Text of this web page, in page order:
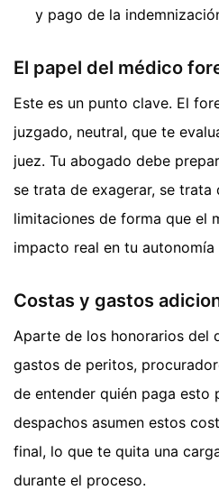
y pago de la
El papel del médico
Este es un punto clave. El
juzgado, neutral, que te
juez. Tu abogado debe
se trata de exagerar, se
limitaciones de forma que el
impacto real en tu autonomía
Costas y gastos
Aparte de los honorarios del
gastos de peritos,
de entender quién paga esto
despachos asumen estos
final, lo que te quita una
durante el proceso.